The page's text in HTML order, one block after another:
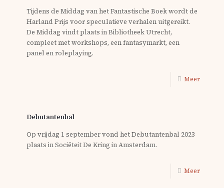
Tijdens de Middag van het Fantastische Boek wordt de
Harland Prijs voor speculatieve verhalen uitgereikt.
De Middag vindt plaats in Bibliotheek Utrecht,
compleet met workshops, een fantasymarkt, een
panel en roleplaying.
Meer
Debutantenbal
Op vrijdag 1 september vond het Debutantenbal 2023
plaats in Sociëteit De Kring in Amsterdam.
Meer